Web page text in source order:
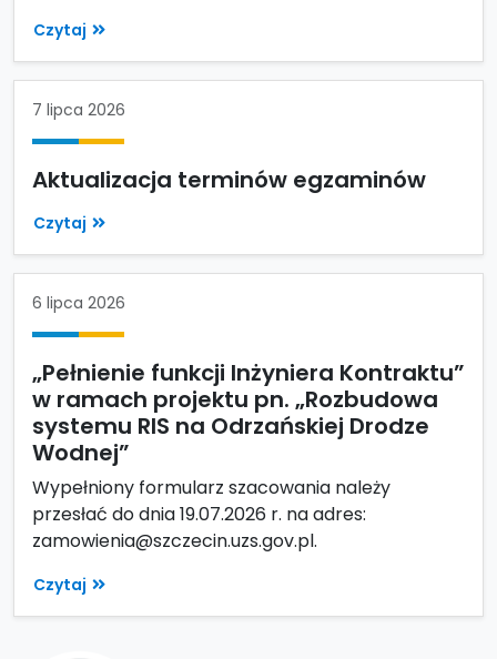
Czytaj
7 lipca 2026
Aktualizacja terminów egzaminów
Czytaj
6 lipca 2026
„Pełnienie funkcji Inżyniera Kontraktu”
w ramach projektu pn. „Rozbudowa
systemu RIS na Odrzańskiej Drodze
Wodnej”
Wypełniony formularz szacowania należy
przesłać do dnia 19.07.2026 r. na adres:
zamowienia@szczecin.uzs.gov.pl.
Czytaj